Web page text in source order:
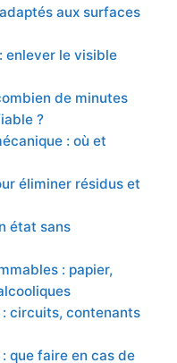
aux surfaces
enlever le visible
de minutes
?
: où et
éliminer résidus et
état sans
: papier,
circuits, contenants
que faire en cas de